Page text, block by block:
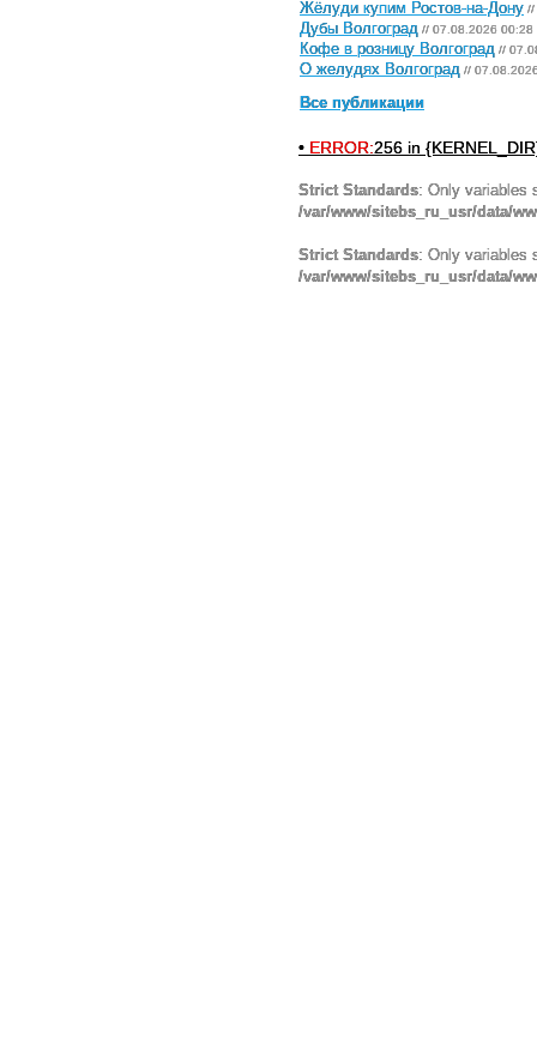
Жёлуди купим Ростов-на-Дону //
Дубы Волгоград // 07.08.2026 00:28
Кофе в розницу Волгоград //
О желудях Волгоград //
Все публикации
• ERROR:256 in
Strict Standards: Only variables
/var/www/sitebs_ru_usr/data/
Strict Standards: Only variables
/var/www/sitebs_ru_usr/data/